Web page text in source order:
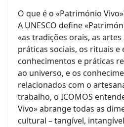
O que é o «Património
A UNESCO define
«as tradições orais, as
práticas sociais, os rituais e
conhecimentos e práticas
ao universo, e os
relacionados com o
trabalho, o ICOMOS
Vivo» abrange todas as
cultural – tangível,